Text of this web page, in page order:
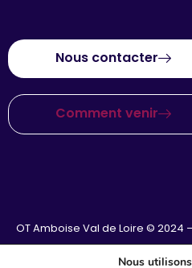
Nous contacter
Comment venir
OT Amboise Val de Loire © 2024
Nous